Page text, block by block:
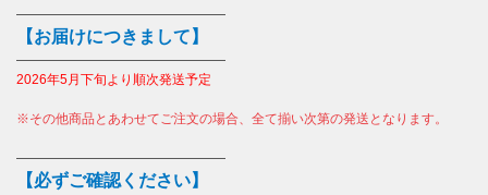
――――――――――――――――
【お届けにつきまして】
――――――――――――――――
2026年5月下旬より順次発送予定
※その他商品とあわせてご注文の場合、全て揃い次第の発送となります。
――――――――――――――――
【必ずご確認ください】